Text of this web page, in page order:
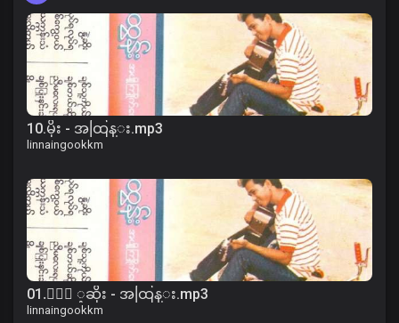
10.မိုး - အထြန္း.mp3
linnaingookkm
01.ႏြဲ ့ဆိုး - အထြန္း.mp3
linnaingookkm